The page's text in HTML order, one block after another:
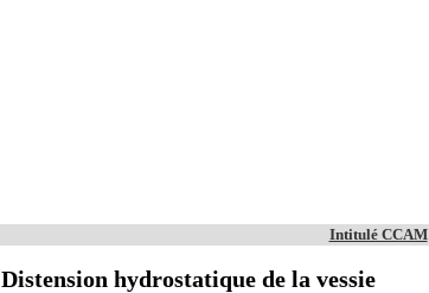
Intitulé CCAM
Distension hydrostatique de la vessie